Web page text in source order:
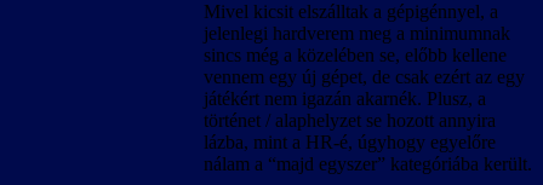
Mivel kicsit elszálltak a gépigénnyel, a
jelenlegi hardverem meg a minimumnak
sincs még a közelében se, előbb kellene
vennem egy új gépet, de csak ezért az egy
játékért nem igazán akarnék. Plusz, a
történet / alaphelyzet se hozott annyira
lázba, mint a HR-é, úgyhogy egyelőre
nálam a “majd egyszer” kategóriába került.